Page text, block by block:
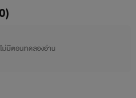
ม่มีตอนทดลองอ่าน